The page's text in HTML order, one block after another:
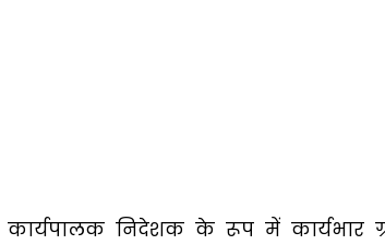
कार्यपालक निदेशक के रूप में कार्यभार